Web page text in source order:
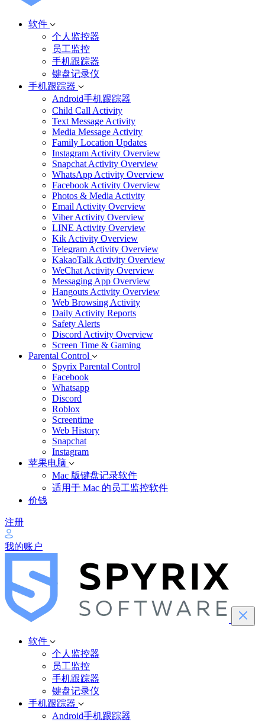
软件
个人监控器
员工监控
手机跟踪器
键盘记录仪
手机跟踪器
Android手机跟踪器
Child Call Activity
Text Message Activity
Media Message Activity
Family Location Updates
Instagram Activity Overview
Snapchat Activity Overview
WhatsApp Activity Overview
Facebook Activity Overview
Photos & Media Activity
Email Activity Overview
Viber Activity Overview
LINE Activity Overview
Kik Activity Overview
Telegram Activity Overview
KakaoTalk Activity Overview
WeChat Activity Overview
Messaging App Overview
Hangouts Activity Overview
Web Browsing Activity
Daily Activity Reports
Safety Alerts
Discord Activity Overview
Screen Time & Gaming
Parental Control
Spyrix Parental Control
Facebook
Whatsapp
Discord
Roblox
Screentime
Web History
Snapchat
Instagram
苹果电脑
Mac 版键盘记录软件
适用于 Mac 的员工监控软件
价钱
注册
我的账户
软件
个人监控器
员工监控
手机跟踪器
键盘记录仪
手机跟踪器
Android手机跟踪器